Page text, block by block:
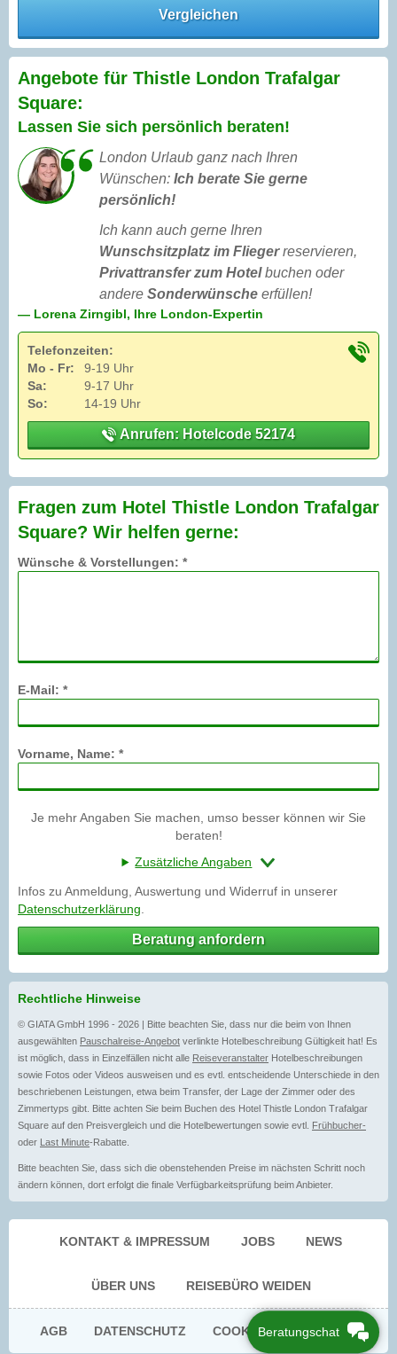
Vergleichen
Angebote für Thistle London Trafalgar
Square:
Lassen Sie sich persönlich beraten!
London Urlaub ganz nach Ihren
Wünschen: Ich berate Sie gerne
persönlich!
Ich kann auch gerne Ihren
Wunschsitzplatz im Fliegerreservieren,
Privattransfer zum Hotelbuchen oder
andere Sonderwünsche erfüllen!
— Lorena Zirngibl, Ihre London-Expertin
Telefonzeiten:
Mo - Fr:
9-19 Uhr
Sa:
9-17 Uhr
So:
14-19 Uhr
Anrufen: Hotelcode 52174
Fragen zum Hotel Thistle London Trafalgar
Square? Wir helfen gerne:
Wünsche & Vorstellungen: *
E-Mail: *
Vorname, Name: *
Je mehr Angaben Sie machen, umso besser können wir Sie
beraten!
Zusätzliche Angaben
Infos zu Anmeldung, Auswertung und Widerruf in unserer
Datenschutzerklärung
Beratung anfordern
Rechtliche Hinweise
© GIATA GmbH 1996 - 2026 | Bitte beachten Sie, dass nur die beim von Ihnen
ausgewählten Pauschalreise-Angebot verlinkte Hotelbeschreibung Gültigkeit hat! Es
ist möglich, dass in Einzelfällen nicht alle Reiseveranstalter Hotelbeschreibungen
sowie Fotos oder Videos ausweisen und es evtl. entscheidende Unterschiede in den
beschriebenen Leistungen, etwa beim Transfer, der Lage der Zimmer oder des
Zimmertyps gibt. Bitte achten Sie beim Buchen des Hotel Thistle London Trafalgar
Square auf den Preisvergleich und die Hotelbewertungen sowie evtl. Frühbucher-
oder Last Minute-Rabatte.
Bitte beachten Sie, dass sich die obenstehenden Preise im nächsten Schritt noch
ändern können, dort erfolgt die finale Verfügbarkeitsprüfung beim Anbieter.
KONTAKT & IMPRESSUM JOBS NEWS
ÜBER UNS REISEBÜRO WEIDEN
AGB DATENSCHUTZ COOKIE EINWILLIGUNG
Beratungschat